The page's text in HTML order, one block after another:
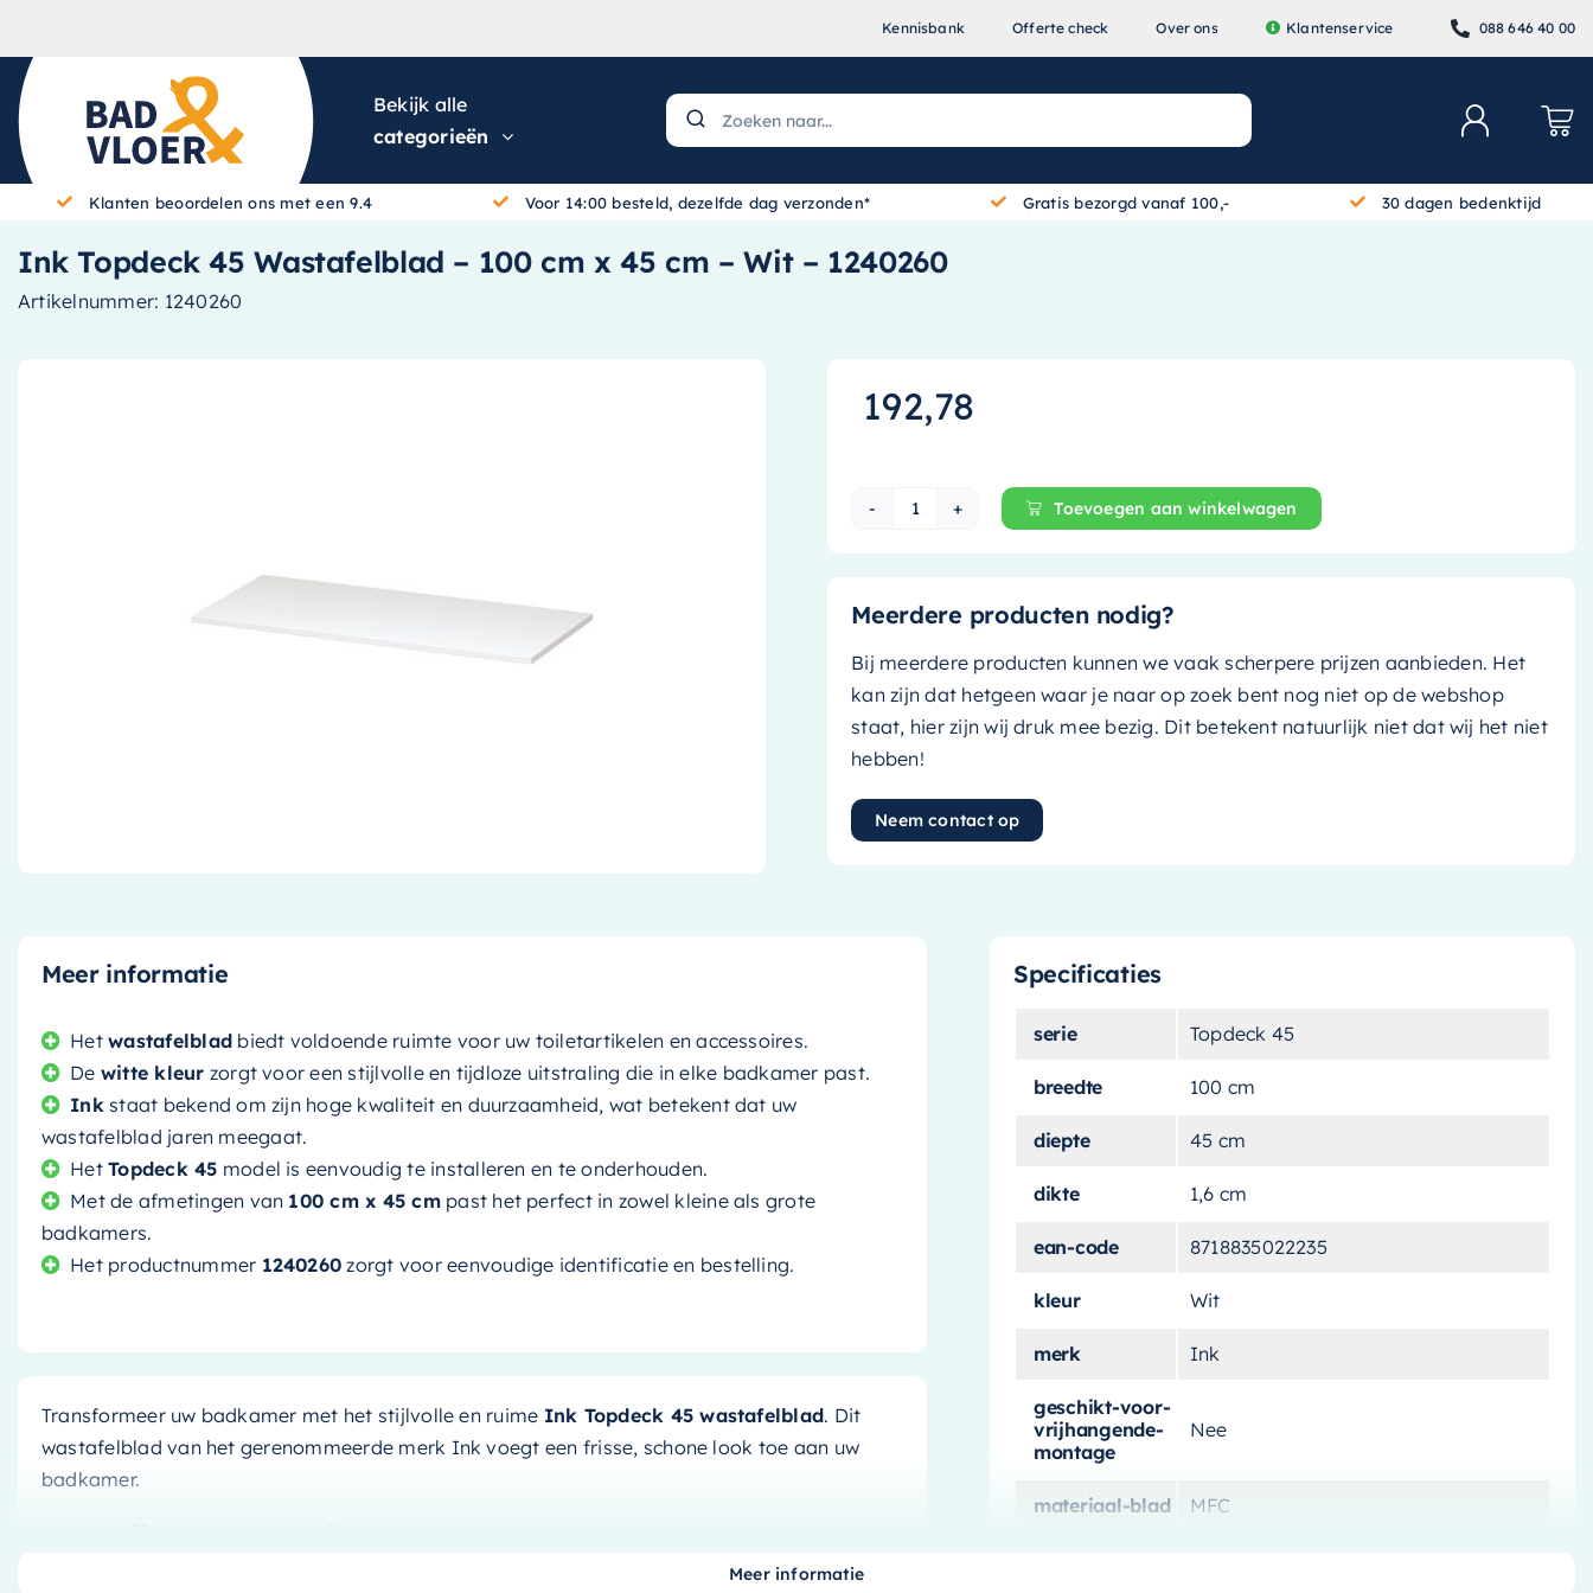
Kennisbank Offerte check Over ons Klantenservice 088 646 40 00
Bekijk alle
categorieën
Klanten beoordelen ons met een 9.4 Voor 14:00 besteld, dezelfde dag verzonden* Gratis bezorgd vanaf 100,- 30 dagen bedenktijd
Ink Topdeck 45 Wastafelblad – 100 cm x 45 cm – Wit – 1240260
Artikelnummer: 1240260
192,78
Ink Topdeck 45 Wastafelblad - 100 cm x 45 cm - Wit - 1240260 aantal
Toevoegen aan winkelwagen
Meerdere producten nodig?
Bij meerdere producten kunnen we vaak scherpere prijzen aanbieden. Het
kan zijn dat hetgeen waar je naar op zoek bent nog niet op de webshop
staat, hier zijn wij druk mee bezig. Dit betekent natuurlijk niet dat wij het niet
hebben!
Neem contact op
Meer informatie
Hetwastafelblad biedt voldoende ruimte voor uw toiletartikelen en accessoires.
De witte kleur zorgt voor een stijlvolle en tijdloze uitstraling die in elke badkamer past.
Inkstaat bekend om zijn hoge kwaliteit en duurzaamheid, wat betekent dat uw
wastafelblad jaren meegaat.
HetTopdeck 45 model is eenvoudig te installeren en te onderhouden.
Met de afmetingen van 100 cm x 45 cmpast het perfect in zowel kleine als grote
badkamers.
Het productnummer 1240260 zorgt voor eenvoudige identificatie en bestelling.
Transformeer uw badkamer met het stijlvolle en ruime Ink Topdeck 45 wastafelblad. Dit
wastafelblad van het gerenommeerde merk Ink voegt een frisse, schone look toe aan uw
badkamer.
Specificaties
serie Topdeck 45
breedte 100 cm
diepte 45 cm
dikte 1,6 cm
ean-code 8718835022235
kleur Wit
merk Ink
geschikt-voor-
vrijhangende-
montage
Nee
materiaal-blad MFC
Meer informatie